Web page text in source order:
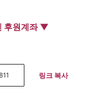
후원계좌 ▼
링크 복사